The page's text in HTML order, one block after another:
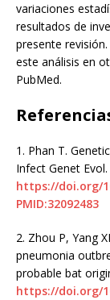
variaciones
resultados de
presente
este análisis en
PubMed.
1. Phan T.
Infect Genet
https://doi.org/
PMID:32092483
2. Zhou P, Yang
pneumonia
probable bat
https://doi.org/